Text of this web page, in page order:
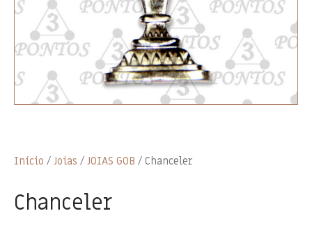
Início / Joias / JOIAS GOB / Chanceler
Chanceler